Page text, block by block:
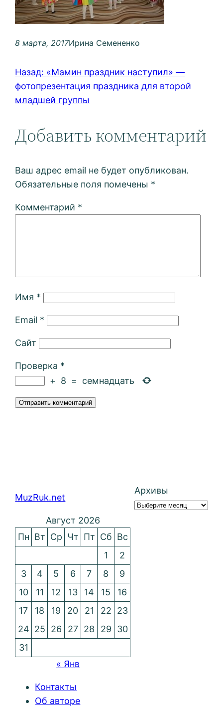
8 марта, 2017Ирина Семененко
Назад: «Мамин праздник наступил» —
фотопрезентация праздника для второй
младшей группы
Добавить комментарий
Ваш адрес email не будет опубликован.
Обязательные поля помечены *
Комментарий *
Имя *
Email *
Сайт
Проверка *
+ 8 = семнадцать
MuzRuk.net
Архивы
Август 2026
Пн Вт Ср Чт Пт Сб Вс
1
2
3
4 5 6 7 8
9
10
11 12 13 14 15
16
17
18 19 20 21 22
23
24 25 26 27 28 29
30
31
« Янв
Контакты
Об авторе